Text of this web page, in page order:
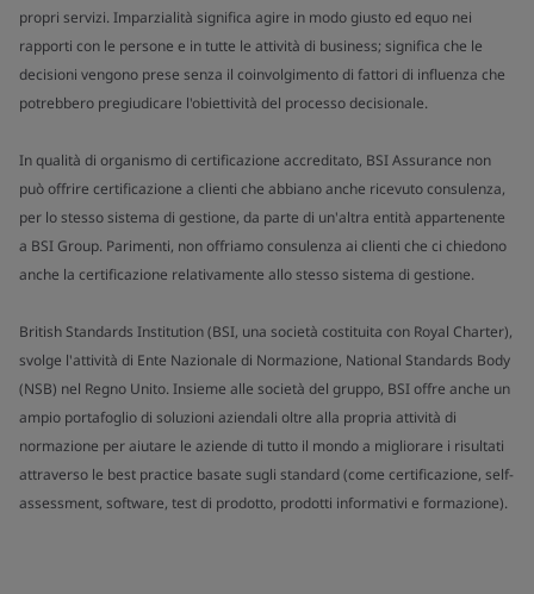
propri servizi. Imparzialità significa agire in modo giusto ed equo nei
rapporti con le persone e in tutte le attività di business; significa che le
decisioni vengono prese senza il coinvolgimento di fattori di influenza che
potrebbero pregiudicare l'obiettività del processo decisionale.
In qualità di organismo di certificazione accreditato, BSI Assurance non
può offrire certificazione a clienti che abbiano anche ricevuto consulenza,
per lo stesso sistema di gestione, da parte di un'altra entità appartenente
a BSI Group. Parimenti, non offriamo consulenza ai clienti che ci chiedono
anche la certificazione relativamente allo stesso sistema di gestione.
British Standards Institution (BSI, una società costituita con Royal Charter),
svolge l'attività di Ente Nazionale di Normazione, National Standards Body
(NSB) nel Regno Unito. Insieme alle società del gruppo, BSI offre anche un
ampio portafoglio di soluzioni aziendali oltre alla propria attività di
normazione per aiutare le aziende di tutto il mondo a migliorare i risultati
attraverso le best practice basate sugli standard (come certificazione, self-
assessment, software, test di prodotto, prodotti informativi e formazione).